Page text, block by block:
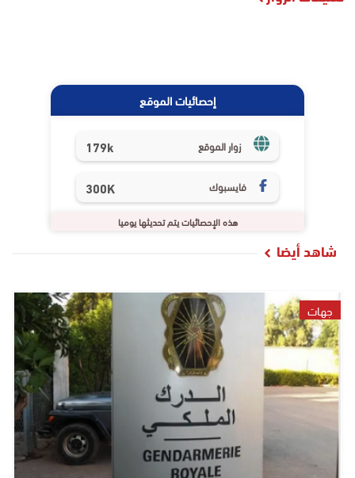
إحصائيات الموقع
زوار الموقع 179k
فايسبوك 300K
هذه الإحصائيات يتم تحديثها يوميا
شاهد أيضا
جهات